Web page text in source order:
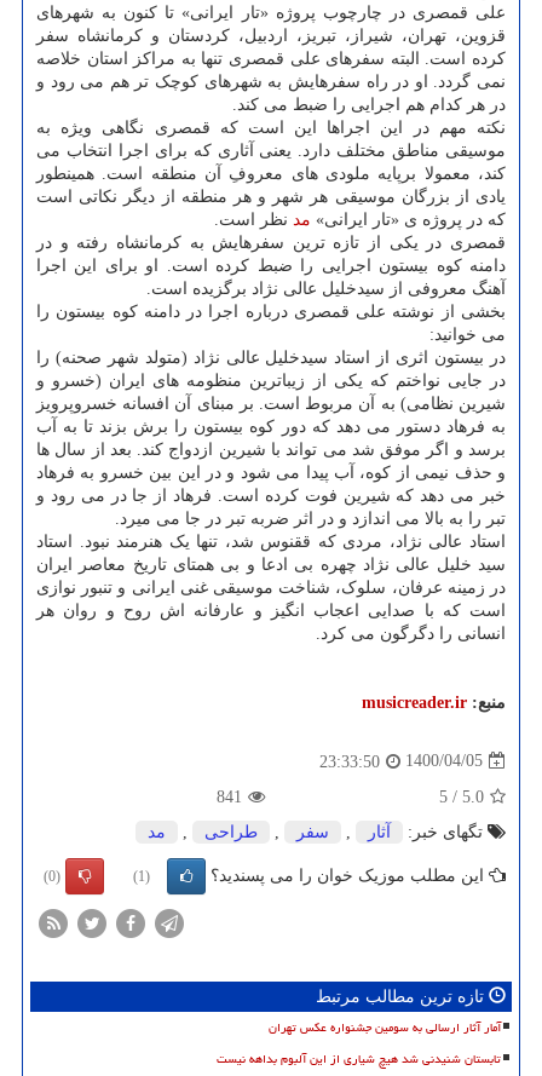
علی قمصری در چارچوب پروژه «تار ایرانی» تا کنون به شهرهای
قزوین، تهران، شیراز، تبریز، اردبیل، کردستان و کرمانشاه سفر
کرده است. البته سفرهای علی قمصری تنها به مراکز استان خلاصه
نمی گردد. او در راه سفرهایش به شهرهای کوچک تر هم می رود و
در هر کدام هم اجرایی را ضبط می کند.
نکته مهم در این اجراها این است که قمصری نگاهی ویژه به
موسیقی مناطق مختلف دارد. یعنی آثاری که برای اجرا انتخاب می
کند، معمولا برپایه ملودی های معروفِ آن منطقه است. همینطور
یادی از بزرگان موسیقی هر شهر و هر منطقه از دیگر نکاتی است
که در پروژه ی «تار ایرانی» مد نظر است.
قمصری در یکی از تازه ترین سفرهایش به کرمانشاه رفته و در
دامنه کوه بیستون اجرایی را ضبط کرده است. او برای این اجرا
آهنگ معروفی از سیدخلیل عالی نژاد برگزیده است.
بخشی از نوشته علی قمصری درباره اجرا در دامنه کوه بیستون را
می خوانید:
در بیستون اثری از استاد سیدخلیل عالی نژاد (متولد شهر صحنه) را
در جایی نواختم که یکی از زیباترین منظومه های ایران (خسرو و
شیرین نظامی) به آن مربوط است. بر مبنای آن افسانه خسروپرویز
به فرهاد دستور می دهد که دور کوه بیستون را برش بزند تا به آب
برسد و اگر موفق شد می تواند با شیرین ازدواج کند. بعد از سال ها
و حذف نیمی از کوه، آب پیدا می شود و در این بین خسرو به فرهاد
خبر می دهد که شیرین فوت کرده است. فرهاد از جا در می رود و
تبر را به بالا می اندازد و در اثر ضربه تبر در جا می میرد.
استاد عالی نژاد، مردی که ققنوس شد، تنها یک هنرمند نبود. استاد
سید خلیل عالی نژاد چهره بی ادعا و بی همتای تاریخ معاصر ایران
در زمینه عرفان، سلوک، شناخت موسیقی غنی ایرانی و تنبور نوازی
است که با صدایی اعجاب انگیز و عارفانه اش روح و روان هر
انسانی را دگرگون می کرد.
منبع: musicreader.ir
1400/04/05
23:33:50
5.0
/
5
841
تگهای خبر:
آثار سفر طراحی مد
این مطلب موزیک خوان را می پسندید؟ (1)
(0)
تازه ترین مطالب مرتبط
آمار آثار ارسالی به سومین جشنواره عکس تهران
تابستان شنیدنی شد هیچ شیاری از این آلبوم بداهه نیست